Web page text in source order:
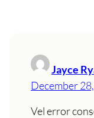
Jayce
December
Vel error